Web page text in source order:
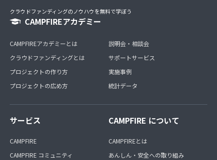
クラウドファンディングのノウハウを無料で学ぼう
CAMPFIREアカデミー
CAMPFIREアカデミーとは
クラウドファンディングとは
プロジェクトの作り方
プロジェクトの広め方
説明会・相談会
サポートサービス
実施事例
統計データ
サービス
CAMPFIRE
CAMPFIRE コミュニティ
CAMPFIRE について
CAMPFIREとは
あんしん・安全への取り組み